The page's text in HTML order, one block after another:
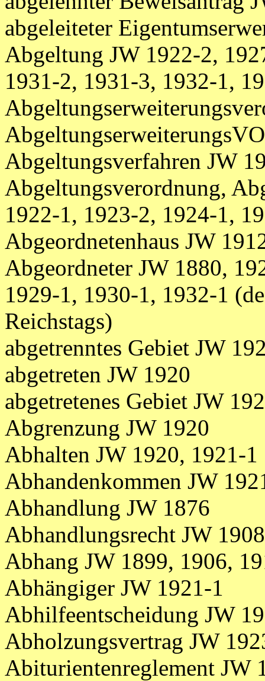
abgeleiteter
Abgeltung JW 1922-2,
1931-2, 1931-3, 1932-1,
Abgeltungsverfahren JW
Abgeltungsverordnung,
1922-1, 1923-2, 1924-1,
Abgeordnetenhaus JW
Abgeordneter JW 1880,
1929-1, 1930-1, 1932-1
Reichstags)
abgetrenntes Gebiet JW
abgetreten JW 1920
abgetretenes Gebiet JW
Abgrenzung JW 1920
Abhalten JW 1920, 1921-1
Abhandenkommen JW
Abhandlung JW 1876
Abhandlungsrecht JW 1908
Abhang JW 1899, 1906,
Abhängiger JW 1921-1
Abhilfeentscheidung JW
Abholzungsvertrag JW
Abiturientenreglement JW